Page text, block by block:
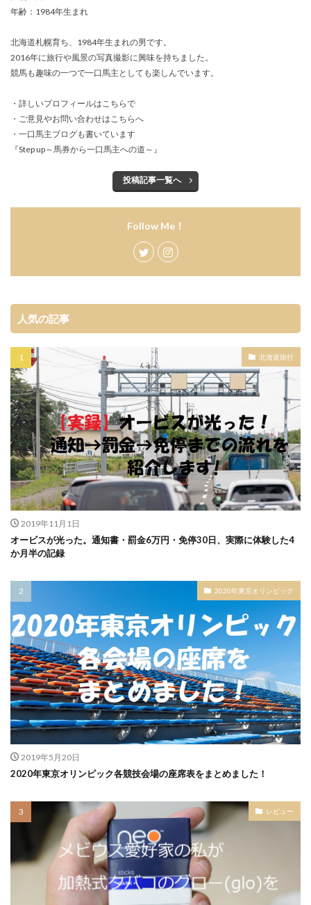
年齢：1984年生まれ
北海道札幌育ち、1984年生まれの男です。
2016年に旅行や風景の写真撮影に興味を持ちました。
競馬も趣味の一つで一口馬主としても楽しんでいます。
・詳しいプロフィールはこちらで
・ご意見やお問い合わせはこちらへ
・一口馬主ブログも書いています
『Step up～馬券から一口馬主への道～ 』
投稿記事一覧へ
Follow Me！
人気の記事
北海道旅行
2019年11月1日
オービスが光った。通知書・罰金6万円・免停30日、実際に体験した4
か月半の記録
2020年東京オリンピック
2019年5月20日
2020年東京オリンピック各競技会場の座席表をまとめました！
レビュー